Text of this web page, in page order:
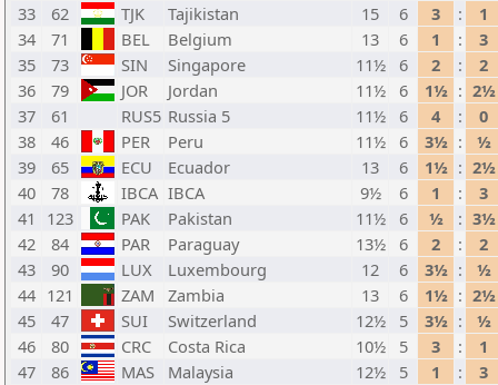
33
62 TJK Tajikistan 15 6 3 :
1
34
71 BEL Belgium 13 6 1 :
3
35
73 SIN Singapore 11½ 6 2 :
2
36
79 JOR Jordan 11½ 6 1½ : 2½
37
61 RUS5 Russia 5 11½ 6 4 :
0
38
46 PER Peru 11½ 6 3½ :
½
39
65 ECU Ecuador 13 6 1½ : 2½
40
78 IBCA IBCA 9½ 6 1 :
3
41
123 PAK Pakistan 11½ 6 ½ : 3½
42
84 PAR Paraguay 13½ 6 2 :
2
43
90 LUX Luxembourg 12 6 3½ :
½
44 121 ZAM Zambia 13 6 1½ : 2½
45
47 SUI Switzerland 12½ 5 3½ :
½
46
80 CRC Costa Rica 10½ 5 3 :
1
47
86 MAS Malaysia 12½ 5 1 :
3